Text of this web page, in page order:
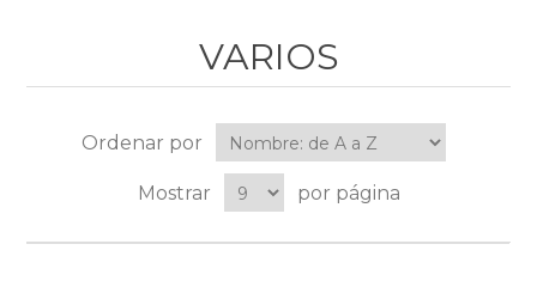
VARIOS
Ordenar por
Mostrar por página